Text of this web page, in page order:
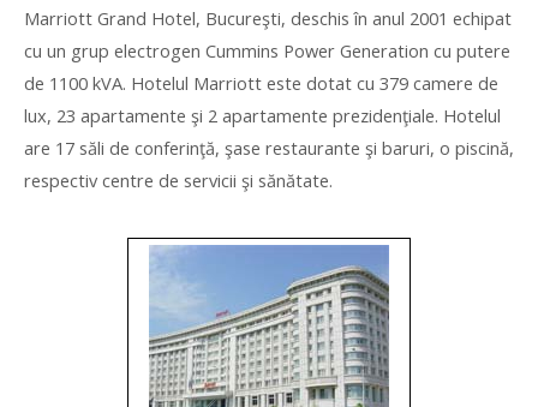
Marriott Grand Hotel, Bucureşti, deschis în anul 2001 echipat
cu un grup electrogen Cummins Power Generation cu putere
de 1100 kVA. Hotelul Marriott este dotat cu 379 camere de
lux, 23 apartamente şi 2 apartamente prezidenţiale. Hotelul
are 17 săli de conferinţă, şase restaurante şi baruri, o piscină,
respectiv centre de servicii şi sănătate.